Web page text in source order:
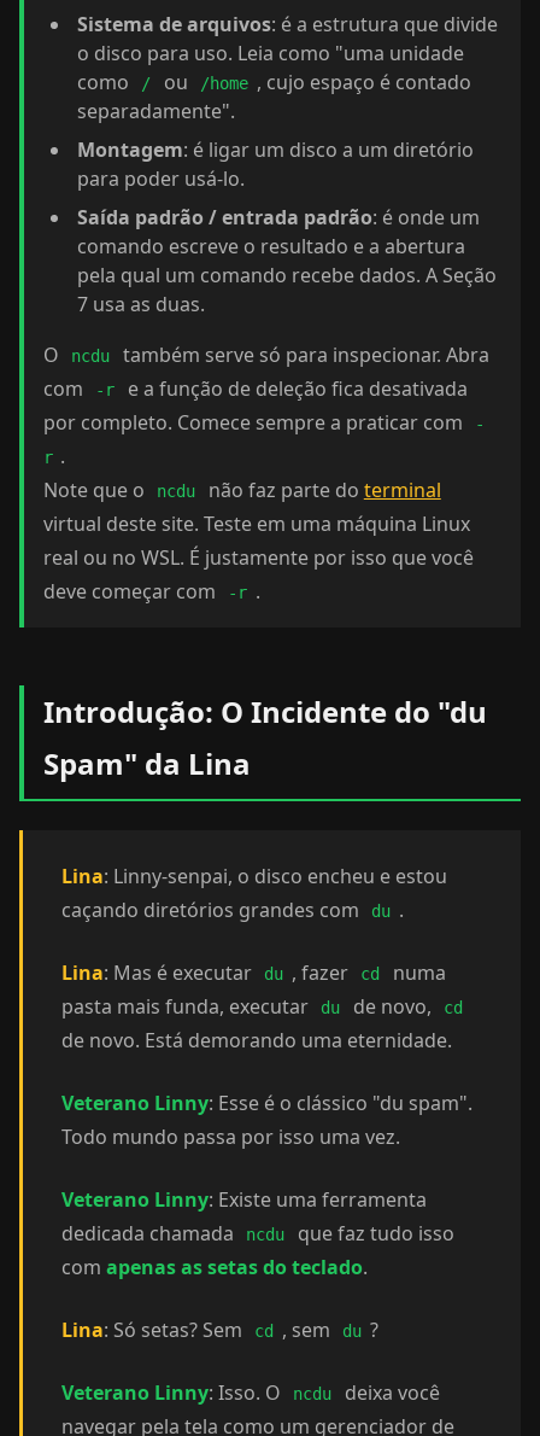
Sistema de arquivos: é a estrutura que divide
o disco para uso. Leia como "uma unidade
como
/ ou /home , cujo espaço é contado
separadamente".
Montagem: é ligar um disco a um diretório
para poder usá-lo.
Saída padrão / entrada padrão: é onde um
comando escreve o resultado e a abertura
pela qual um comando recebe dados. A Seção
7 usa as duas.
O
ncdu
também serve só para inspecionar. Abra
com
-r
e a função de deleção fica desativada
por completo. Comece sempre a praticar com
-
r .
Note que o
ncdu não faz parte do terminal
virtual deste site. Teste em uma máquina Linux
real ou no WSL. É justamente por isso que você
deve começar com
-r .
Introdução: O Incidente do "du
Spam" da Lina
Lina: Linny-senpai, o disco encheu e estou
caçando diretórios grandes com
du .
Lina: Mas é executar du , fazer cd
numa
pasta mais funda, executar
du de novo, cd
de novo. Está demorando uma eternidade.
Veterano Linny: Esse é o clássico "du spam".
Todo mundo passa por isso uma vez.
Veterano Linny: Existe uma ferramenta
dedicada chamada
ncdu
que faz tudo isso
com apenas as setas do teclado.
Lina: Só setas? Sem cd , sem du ?
Veterano Linny: Isso. O ncdu
deixa você
navegar pela tela como um gerenciador de